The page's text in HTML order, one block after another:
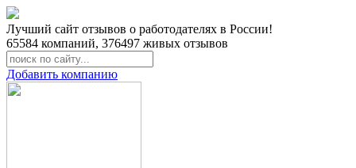
Лучший сайт отзывов о работодателях в России!
65584 компаний, 376497 живых отзывов
Добавить компанию